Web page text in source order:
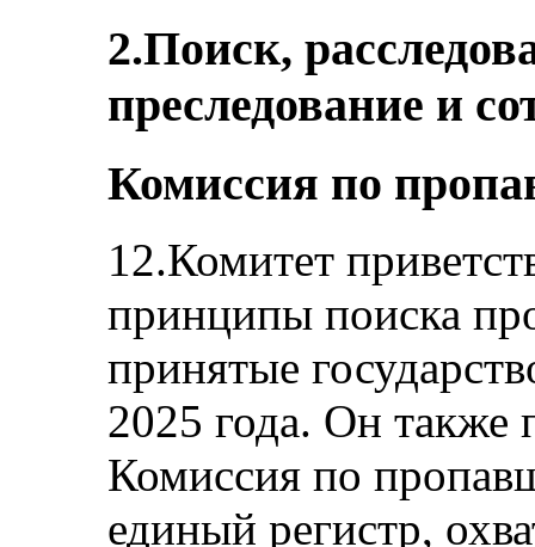
2.Поиск,
преследование и
Комиссия по
12.Комитет
принципы поиска
принятые
2025 года. Он также
Комиссия по
единый регистр,